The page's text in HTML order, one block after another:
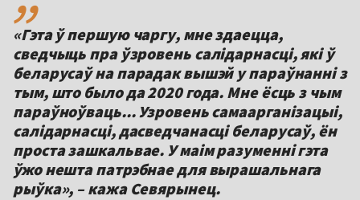
«Гэта ў першую чаргу, мне здаецца,
сведчыць пра ўзровень салідарнасці, які ў
беларусаў на парадак вышэй у параўнанні з
тым, што было да 2020 года. Мне ёсць з чым
параўноўваць... Узровень самаарганізацыі,
салідарнасці, дасведчанасці беларусаў, ён
проста зашкальвае. У маім разуменні гэта
ўжо нешта патрэбнае для вырашальнага
рыўка», – кажа Севярынец.